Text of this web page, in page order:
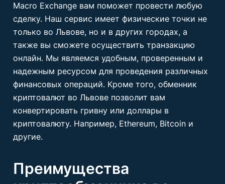
Macro Exchange вам поможет провести любую
сделку. Наш сервис имеет физические точки не
только во Львове, но и в других городах, а
также вы сможете осуществить транзакцию
онлайн. Мы являемся удобным, проверенным и
надежным ресурсом для проведения различных
финансовых операций. Кроме того, обменник
криптовалют во Львове позволит вам
конвертировать гривну или доллары в
криптовалюту. Например, Ethereum, Bitcoin и
другие.
Преимущества